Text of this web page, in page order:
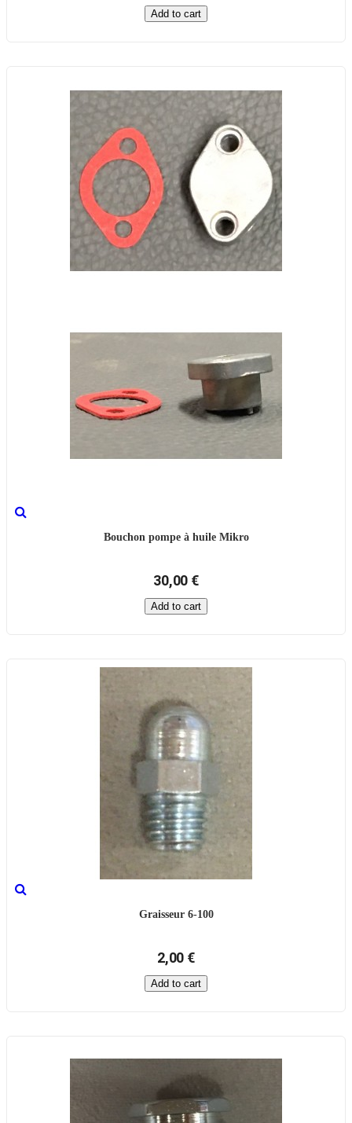
Add to cart
Bouchon pompe à huile Mikro
30,00 €
Add to cart
Graisseur 6-100
2,00 €
Add to cart